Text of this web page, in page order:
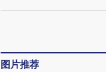
图片推荐